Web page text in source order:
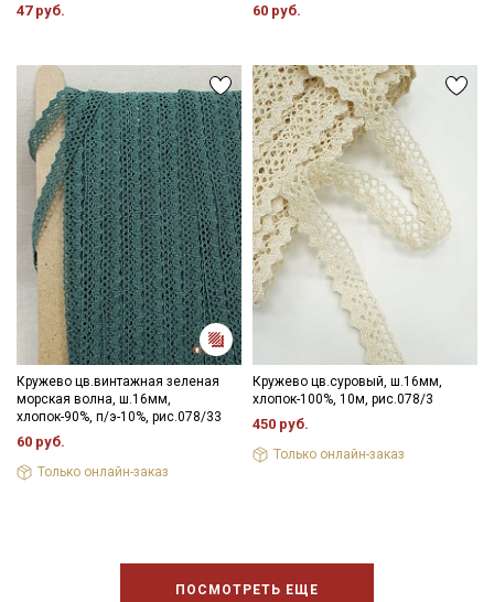
47 руб. 60 руб.
Кружево цв.винтажная зеленая
морская волна, ш.16мм,
хлопок-90%, п/э-10%, рис.078/33
60 руб.
Только онлайн-заказ
Кружево цв.суровый, ш.16мм,
хлопок-100%, 10м, рис.078/3
450 руб.
Только онлайн-заказ
ПОСМОТРЕТЬ ЕЩЕ